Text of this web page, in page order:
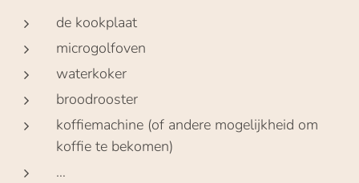
de kookplaat
microgolfoven
waterkoker
broodrooster
koffiemachine (of andere mogelijkheid om
koffie te bekomen)
…